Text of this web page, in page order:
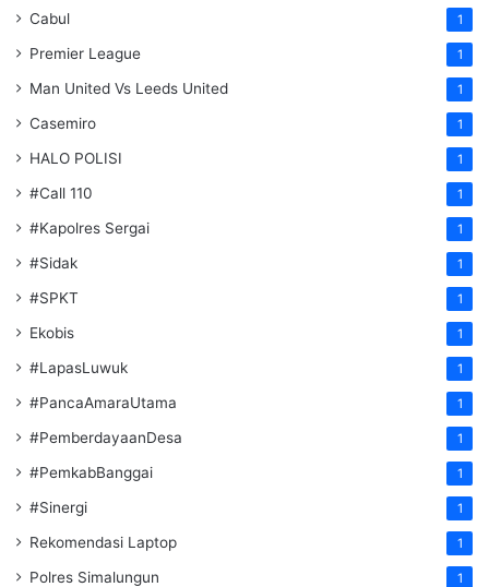
Cabul 1
Premier League 1
Man United Vs Leeds United 1
Casemiro 1
HALO POLISI 1
#Call 110 1
#Kapolres Sergai 1
#Sidak 1
#SPKT 1
Ekobis 1
#LapasLuwuk 1
#PancaAmaraUtama 1
#PemberdayaanDesa 1
#PemkabBanggai 1
#Sinergi 1
Rekomendasi Laptop 1
Polres Simalungun 1